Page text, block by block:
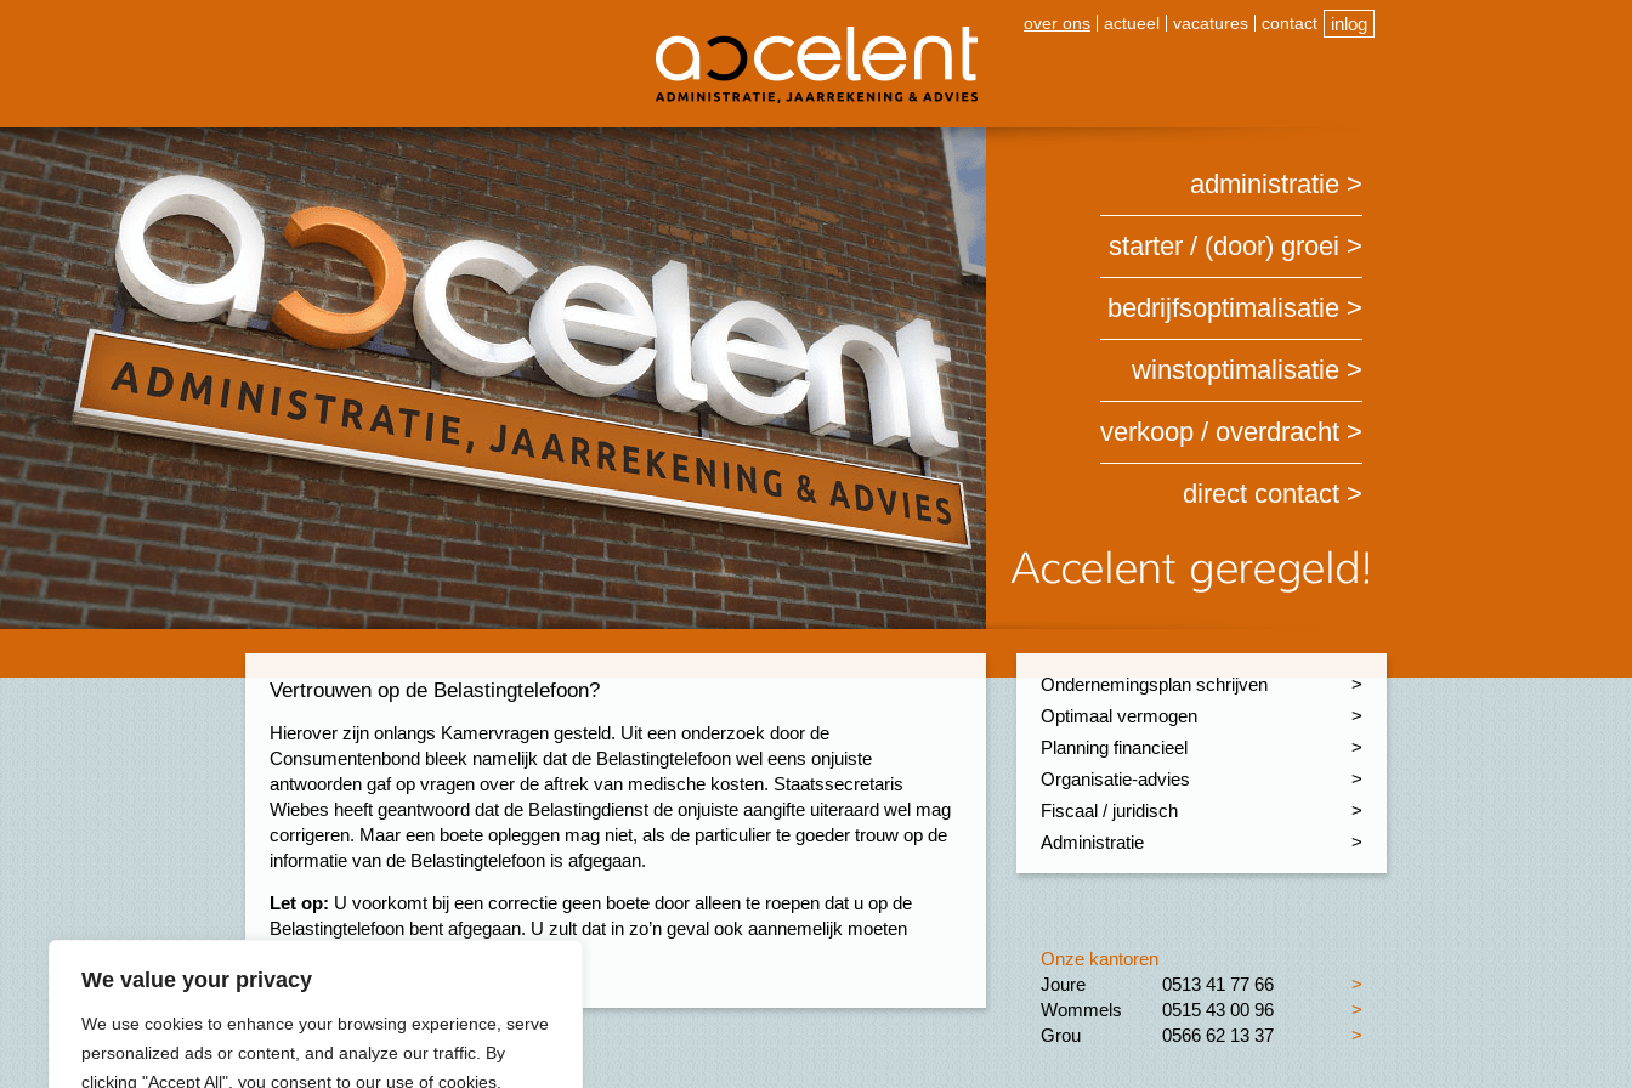
We value your privacy
We use cookies to enhance your browsing experience, serve
personalized ads or content, and analyze our traffic. By
clicking "Accept All", you consent to our use of cookies.
inlog
over ons actueel vacatures contact
administratie
starter / (door) groei
bedrijfsoptimalisatie
winstoptimalisatie
verkoop / overdracht
direct contact
Vertrouwen op de Belastingtelefoon?
Hierover zijn onlangs Kamervragen gesteld. Uit een onderzoek door de
Consumentenbond bleek namelijk dat de Belastingtelefoon wel eens onjuiste
antwoorden gaf op vragen over de aftrek van medische kosten. Staatssecretaris
Wiebes heeft geantwoord dat de Belastingdienst de onjuiste aangifte uiteraard wel mag
corrigeren. Maar een boete opleggen mag niet, als de particulier te goeder trouw op de
informatie van de Belastingtelefoon is afgegaan.
Let op: U voorkomt bij een correctie geen boete door alleen te roepen dat u op de
Belastingtelefoon bent afgegaan. U zult dat in zo’n geval ook aannemelijk moeten
Ondernemingsplan schrijven
Optimaal vermogen
Planning financieel
Organisatie-advies
Fiscaal / juridisch
Administratie
Onze kantoren
Joure
0513 41 77 66
>
Wommels
0515 43 00 96
>
Grou
0566 62 13 37 >